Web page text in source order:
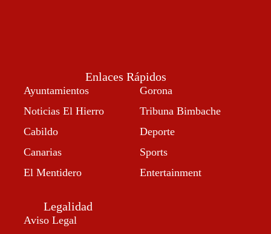
Enlaces Rápidos
Ayuntamientos
Noticias El Hierro
Cabildo
Canarias
El Mentidero
Gorona
Tribuna Bimbache
Deporte
Sports
Entertainment
Legalidad
Aviso Legal